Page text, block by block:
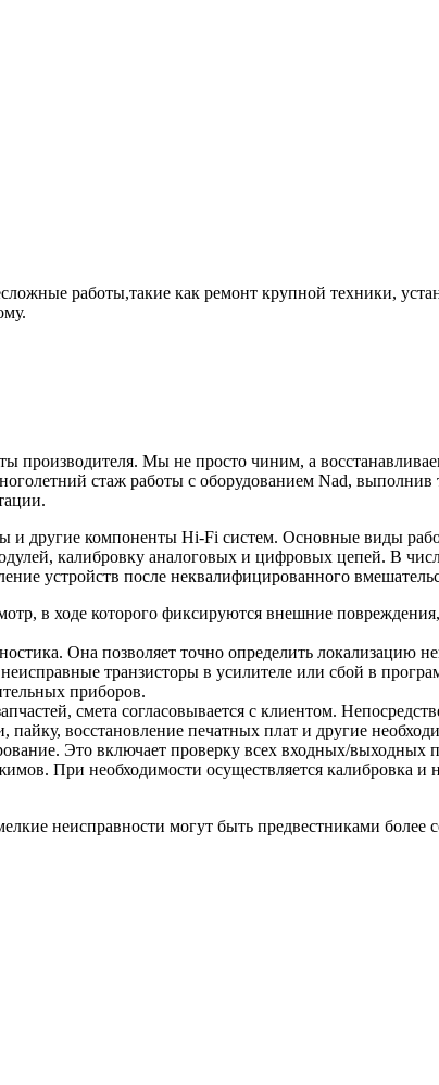
работы,такие как ремонт крупной техники,
производителя. Мы не просто чиним, а
стаж работы с оборудованием Nad, выполнив
другие компоненты Hi-Fi систем. Основные виды
калибровку аналоговых и цифровых цепей. В
устройств после неквалифицированного
в ходе которого фиксируются внешние
Она позволяет точно определить локализацию
транзисторы в усилителе или сбой в
приборов.
смета согласовывается с клиентом.
восстановление печатных плат и другие
Это включает проверку всех входных/выходных
При необходимости осуществляется калибровка и
неисправности могут быть предвестниками более